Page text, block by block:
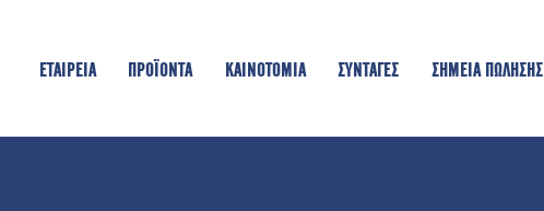
ΕΤΑΙΡΕΙΑ ΠΡΟΪΟΝΤΑ KAINOTOMIA ΣΥΝΤΑΓΕΣ ΣΗΜΕΙΑ ΠΩΛΗΣΗΣ